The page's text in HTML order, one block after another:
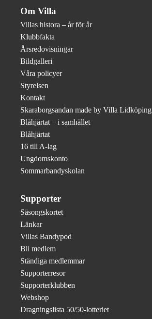
Om Villa
Villas histora – år för år
Klubbfakta
Årsredovisningar
Bildgalleri
Våra policyer
Styrelsen
Kontakt
Skaraborgsandan made by Villa Lidköping
Blåhjärtat – i samhället
Blåhjärtat
16 till A-lag
Ungdomskonto
Sommarbandyskolan
Supporter
Säsongskortet
Länkar
Villas Bandypod
Bli medlem
Ständiga medlemmar
Supporterresor
Supporterklubben
Webshop
Dragningslista 50/50-lotteriet